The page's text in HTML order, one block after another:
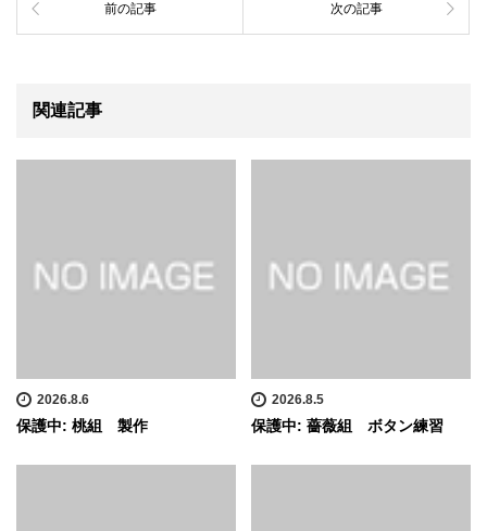
前の記事 次の記事
関連記事
2026.8.6
保護中: 桃組 製作
2026.8.5
保護中: 薔薇組 ボタン練習